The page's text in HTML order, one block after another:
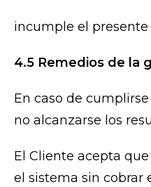
incumple el presente
4.5 Remedios de la
En caso de
no alcanzarse los
El Cliente acepta
el sistema sin cobrar